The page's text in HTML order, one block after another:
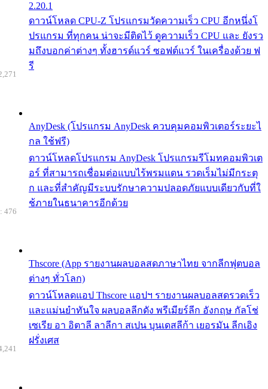
2.20.1
ดาวน์โหลด CPU-Z โปรแกรมวัดความเร็ว CPU อีกหนึ่งโ
ปรแกรม ที่ทุกคน น่าจะมีติดไว้ ดูความเร็ว CPU และ ยังรว
มถึงบอกค่าต่างๆ ทั้งฮารด์แวร์ ซอฟต์แวร์ ในเครื่องด้วย ฟ
รี
AnyDesk (โปรแกรม AnyDesk ควบคุมคอมพิวเตอร์ระยะไ
กล ใช้ฟรี)
ดาวน์โหลดโปรแกรม AnyDesk โปรแกรมรีโมทคอมพิวเต
อร์ ที่สามารถเชื่อมต่อแบบไร้พรมแดน รวดเร็มไม่มีกระตุ
ก และที่สำคัญมีระบบรักษาความปลอดภัยแบบเดียวกับที่ใ
ช้ภายในธนาคารอีกด้วย
Thscore (App รายงานผลบอลสดภาษาไทย จากลีกฟุตบอล
ต่างๆ ทั่วโลก)
ดาวน์โหลดแอป Thscore แอปฯ รายงานผลบอลสดรวดเร็ว
และแม่นยำทันใจ ผลบอลลีกดัง พรีเมียร์ลีก อังกฤษ กัลโช่
เซเรีย อา อิตาลี ลาลีกา สเปน บุนเดสลีก้า เยอรมัน ลีกเอิง
ฝรั่งเศส
476